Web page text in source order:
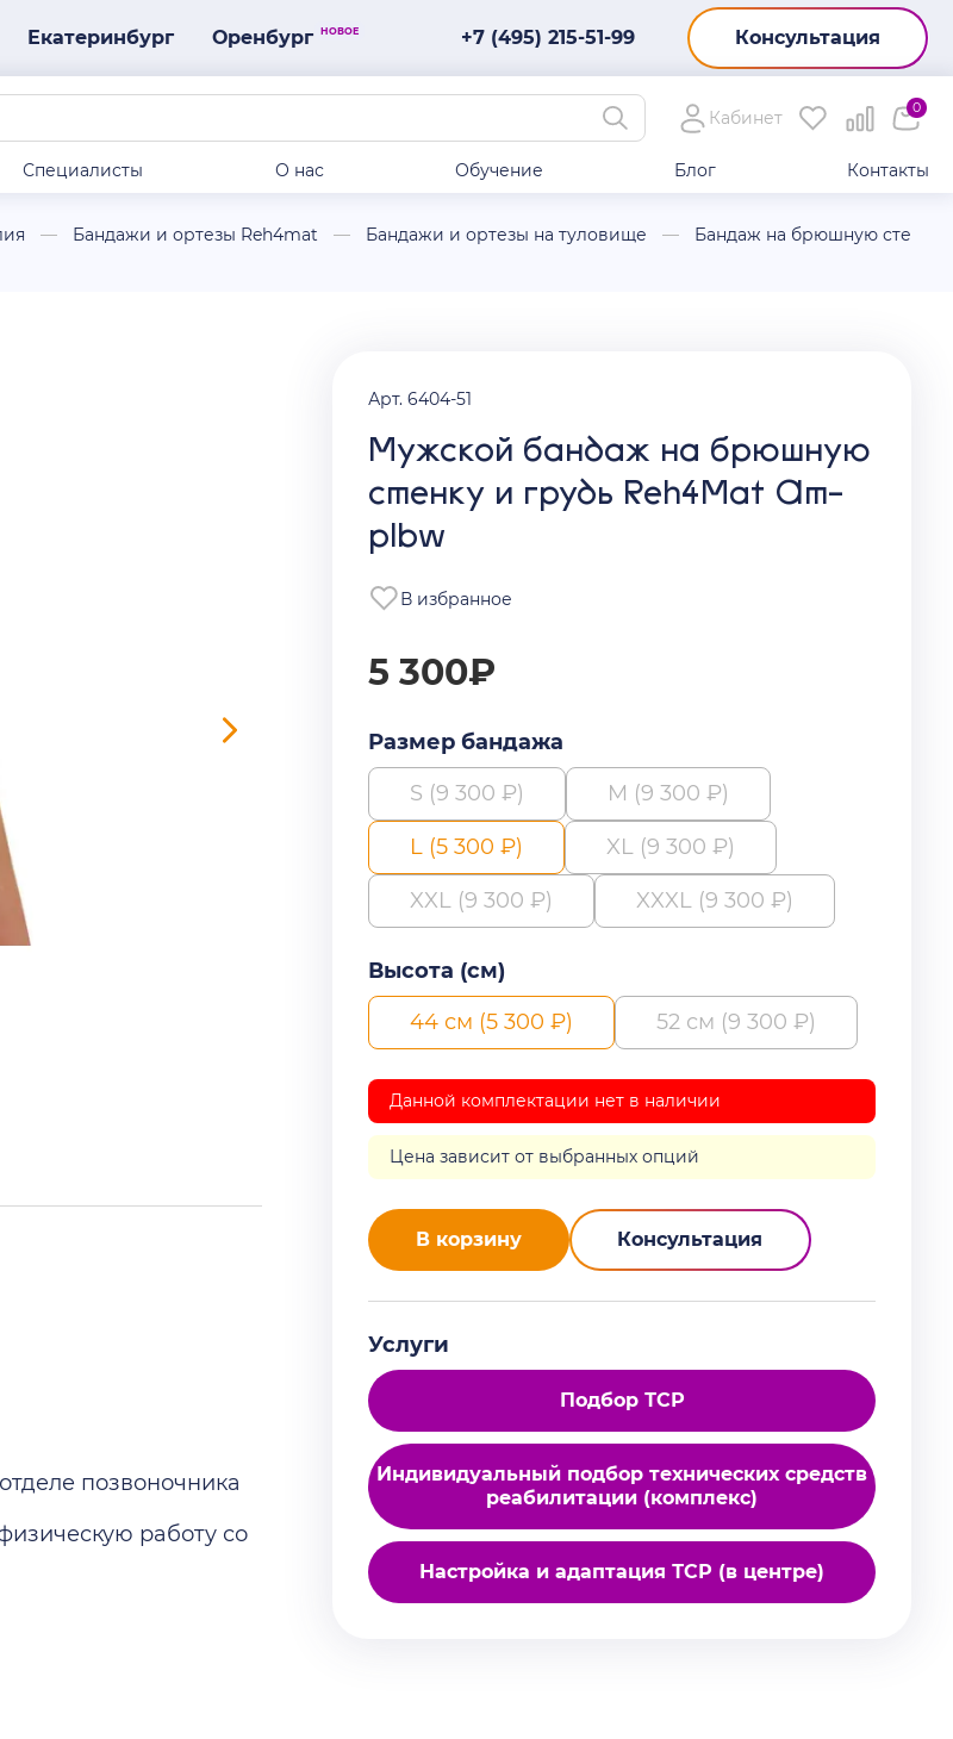
Екатеринбург Оренбург НОВОЕ +7 (495) 215-51-99 Консультация
Кабинет
0
Специалисты О нас Обучение Блог Контакты
Бандажи и ортезы Reh4mat Бандажи и ортезы на туловище Бандаж на брюшную стенку
позвоночника
работу со
Арт. 6404-51
Мужской бандаж на брюшную
стенку и грудь Reh4Mat Am-
plbw
В избранное
5 300₽
Размер бандажа
S (9 300 ₽)
M (9 300 ₽)
L (5 300 ₽) XL (9 300 ₽)
XXL (9 300 ₽) XXXL (9 300 ₽)
Высота (см)
44 см (5 300 ₽)
52 см (9 300 ₽)
Данной комплектации нет в наличии
Цена зависит от выбранных опций
В корзину Консультация
Услуги
Подбор ТСР
Индивидуальный подбор технических средств
реабилитации (комплекс)
Настройка и адаптация ТСР (в центре)